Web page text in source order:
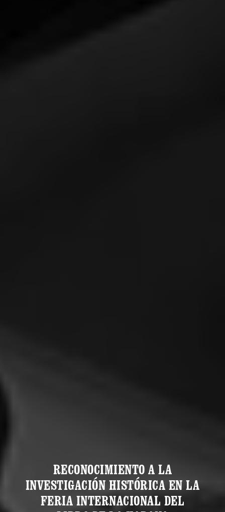
RECONOCIMIENTO A LA
INVESTIGACIÓN HISTÓRICA EN LA
FERIA INTERNACIONAL DEL